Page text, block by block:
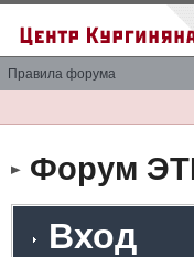
Правила форума
Форум
Вход